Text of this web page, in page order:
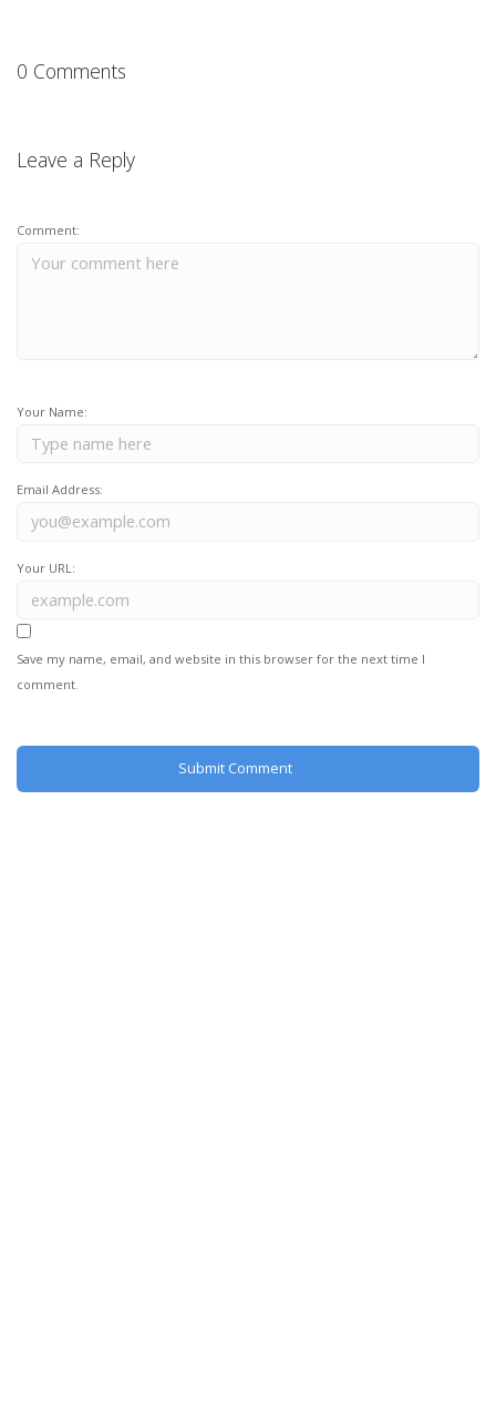
0 Comments
Leave a Reply
Comment:
Your Name:
Email Address:
Your URL:
Save my name, email, and website in this browser for the next time I
comment.